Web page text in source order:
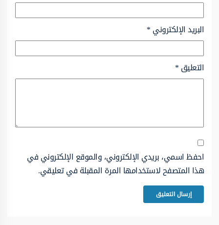
البريد الإلكتروني*
التعليق*
احفظ اسمي، بريدي الإلكتروني، والموقع الإلكتروني في
هذا المتصفح لاستخدامها المرة المقبلة في تعليقي.